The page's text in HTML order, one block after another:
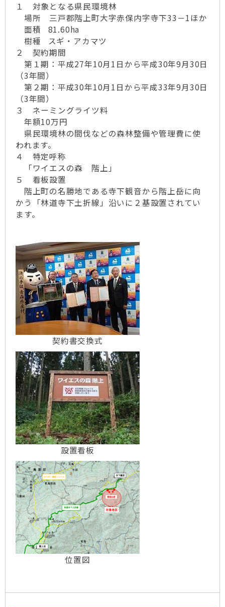
１ 対象となる県民環境林
場所 三戸郡階上町大字赤保内字寺下33－1ほか
面積 81.60ha
樹種 スギ・アカマツ
２ 契約期間
第１期：平成27年10月1日から平成30年9月30日
（3年間）
第２期：平成30年10月1日から平成33年9月30日
（3年間）
３ ネーミングライツ料
年額10万円
県民環境林の間伐などの森林整備や管理費に使
われます。
４ 特定呼称
「ワイエスの森 階上」
５ 看板設置
階上町の名勝地である寺下観音から階上岳に向
かう「林道寺下土折線」沿いに２基設置されてい
ます。
契約書交換式
設置看板
位置図